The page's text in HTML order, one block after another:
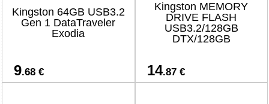
Kingston 64GB USB3.2
Gen 1 DataTraveler
Exodia
9.68 €
Kingston MEMORY
DRIVE FLASH
USB3.2/128GB
DTX/128GB
14.87 €